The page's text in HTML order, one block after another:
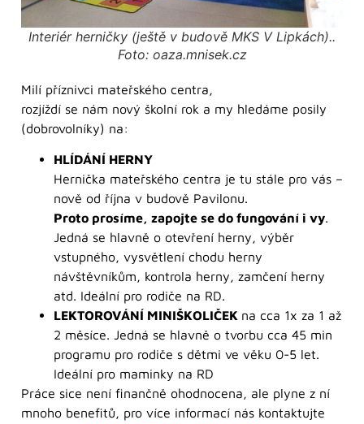
Interiér herničky (ještě v budově MKS V Lipkách)..
Foto: oaza.mnisek.cz
Milí příznivci mateřského centra,
rozjíždí se nám nový školní rok a my hledáme posily
(dobrovolníky) na:
HLÍDÁNÍ HERNY
Hernička mateřského centra je tu stále pro vás –
nově od října v budově Pavilonu.
Proto prosíme, zapojte se do fungování i vy.
Jedná se hlavně o otevření herny, výběr
vstupného, vysvětlení chodu herny
návštěvníkům, kontrola herny, zamčení herny
atd. Ideální pro rodiče na RD.
LEKTOROVÁNÍ MINIŠKOLIČEK na cca 1x za 1 až
2 měsíce. Jedná se hlavně o tvorbu cca 45 min
programu pro rodiče s dětmi ve věku 0-5 let.
Ideální pro maminky na RD
Práce sice není finančně ohodnocena, ale plyne z ní
mnoho benefitů, pro více informací nás kontaktujte